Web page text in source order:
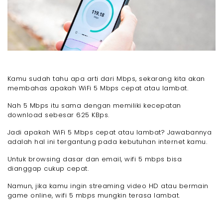
Kamu sudah tahu apa arti dari Mbps, sekarang kita akan
membahas apakah WiFi 5 Mbps cepat atau lambat.
Nah 5 Mbps itu sama dengan memiliki kecepatan
download sebesar 625 KBps.
Jadi apakah WiFi 5 Mbps cepat atau lambat? Jawabannya
adalah hal ini tergantung pada kebutuhan internet kamu.
Untuk browsing dasar dan email, wifi 5 mbps bisa
dianggap cukup cepat.
Namun, jika kamu ingin streaming video HD atau bermain
game online, wifi 5 mbps mungkin terasa lambat.